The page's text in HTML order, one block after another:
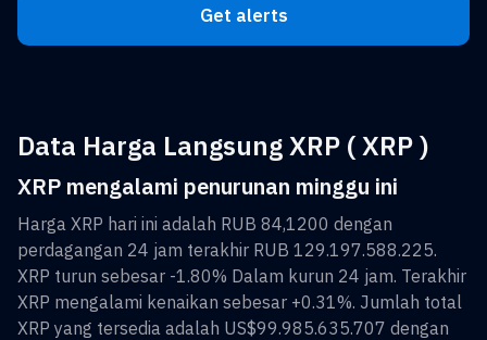
Get alerts
Data Harga Langsung XRP ( XRP )
XRP mengalami penurunan minggu ini
Harga XRP hari ini adalah RUB 84,1200 dengan
perdagangan 24 jam terakhir RUB 129.197.588.225.
XRP turun sebesar -1.80% Dalam kurun 24 jam. Terakhir
XRP mengalami kenaikan sebesar +0.31%. Jumlah total
XRP yang tersedia adalah US$99.985.635.707 dengan